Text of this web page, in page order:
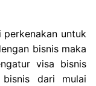
untuk
bisnis maka
visa bisnis
dari mulai